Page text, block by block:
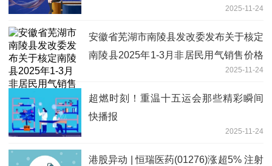
2025-11-24
安徽省芜湖市南陵县发改委发布关于核定
南陵县2025年1-3月非居民用气销售价格
2025-11-24
超燃时刻！重温十五运会那些精彩瞬间
快播报
2025-11-24
港股异动 | 恒瑞医药(01276)涨超5% 注射